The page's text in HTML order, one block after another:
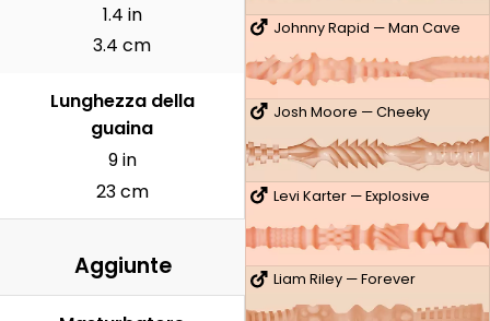
Johnny Rapid — Man Cave
Josh Moore — Cheeky
Levi Karter — Explosive
Liam Riley — Forever
1.4 in
3.4 cm
Lunghezza della
guaina
9 in
23 cm
Aggiunte